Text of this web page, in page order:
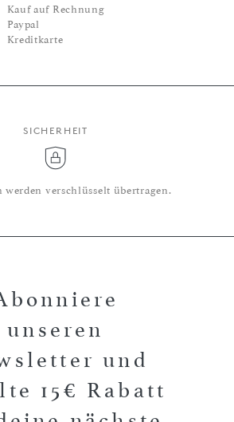
Kauf auf Rechnung
Paypal
Kreditkarte
SICHERHEIT
werden verschlüsselt übertragen.
unseren
und
15€ Rabatt